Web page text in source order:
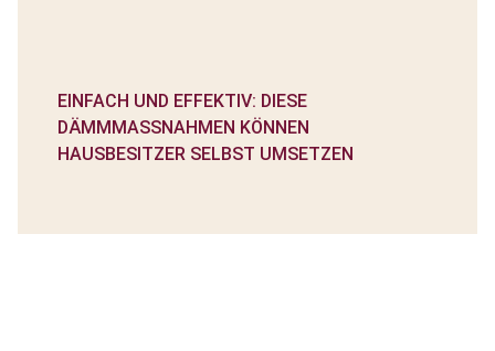
EINFACH UND EFFEKTIV: DIESE
DÄMMMASSNAHMEN KÖNNEN H
AUSBESITZER SELBST UMSETZEN